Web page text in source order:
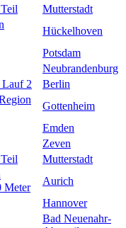
Mutterstadt
Hückelhoven
Potsdam
Neubrandenburg
Lauf 2
Berlin
Gottenheim
Emden
Zeven
Mutterstadt
Meter
Aurich
Hannover
Bad Neuenahr-